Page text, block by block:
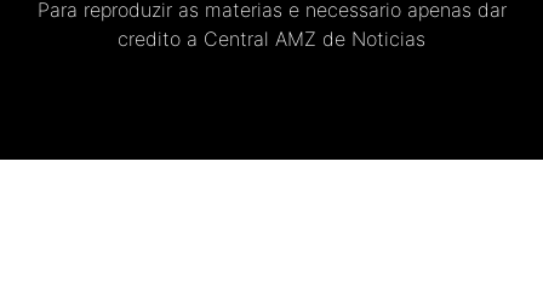
Para reproduzir as materias e necessario apenas dar
credito a Central AMZ de Noticias